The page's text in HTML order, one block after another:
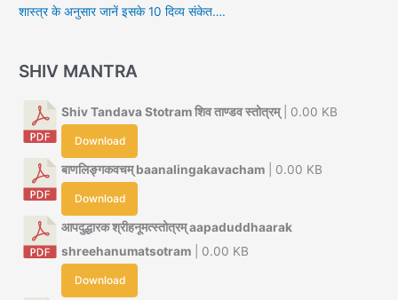
शास्त्र के अनुसार जानें इसके 10 दिव्य संकेत….
SHIV MANTRA
Shiv Tandava Stotram शिव ताण्डव स्तोत्रम्| 0.00 KB
Download
बाणलिङ्गकवचम् baanalingakavacham | 0.00 KB
Download
आपदुद्धारक श्रीहनूमत्स्तोत्रम् aapaduddhaarak
shreehanumatsotram | 0.00 KB
Download